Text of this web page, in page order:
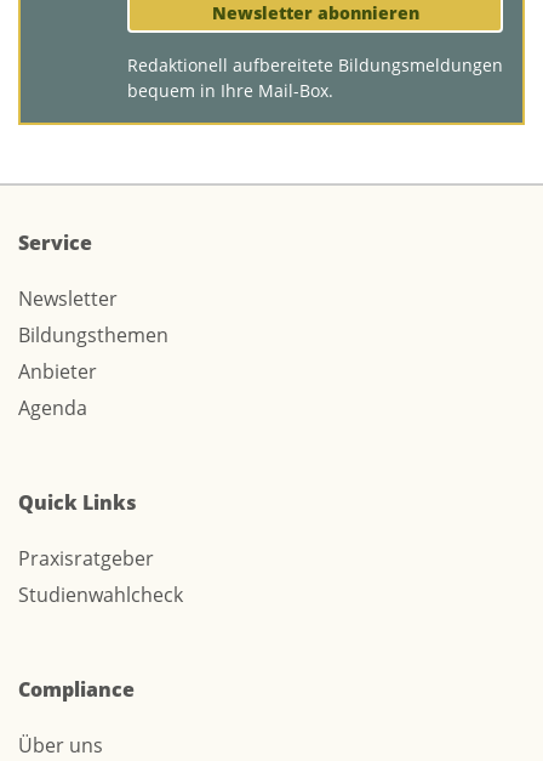
Newsletter abonnieren
Redaktionell aufbereitete Bildungsmeldungen
bequem in Ihre Mail-Box.
Service
Newsletter
Bildungsthemen
Anbieter
Agenda
Quick Links
Praxisratgeber
Studienwahlcheck
Compliance
Über uns